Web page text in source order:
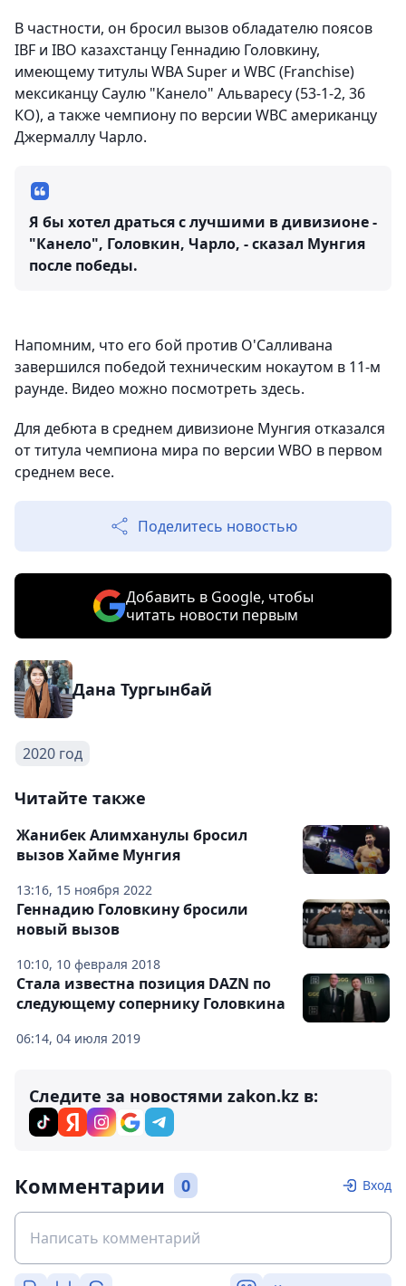
В частности, он бросил вызов обладателю поясов
IBF и IBO казахстанцу Геннадию Головкину,
имеющему титулы WBA Super и WBC (Franchise)
мексиканцу Саулю "Канело" Альваресу (53-1-2, 36
КО), а также чемпиону по версии WBC американцу
Джермаллу Чарло.
Я бы хотел драться с лучшими в дивизионе -
"Канело", Головкин, Чарло, - сказал Мунгия
после победы.
Напомним, что его бой против О'Салливана
завершился победой техническим нокаутом в 11-м
раунде. Видео можно посмотреть здесь.
Для дебюта в среднем дивизионе Мунгия отказался
от титула чемпиона мира по версии WBO в первом
среднем весе.
Поделитесь новостью
Добавить в Google, чтобы
читать новости первым
Дана Тургынбай
2020 год
Читайте также
13:16, 15 ноября 2022
Жанибек Алимханулы бросил
вызов Хайме Мунгия
10:10, 10 февраля 2018
Геннадию Головкину бросили
новый вызов
06:14, 04 июля 2019
Стала известна позиция DAZN по
следующему сопернику Головкина
Следите за новостями zakon.kz в:
Комментарии 0 Вход